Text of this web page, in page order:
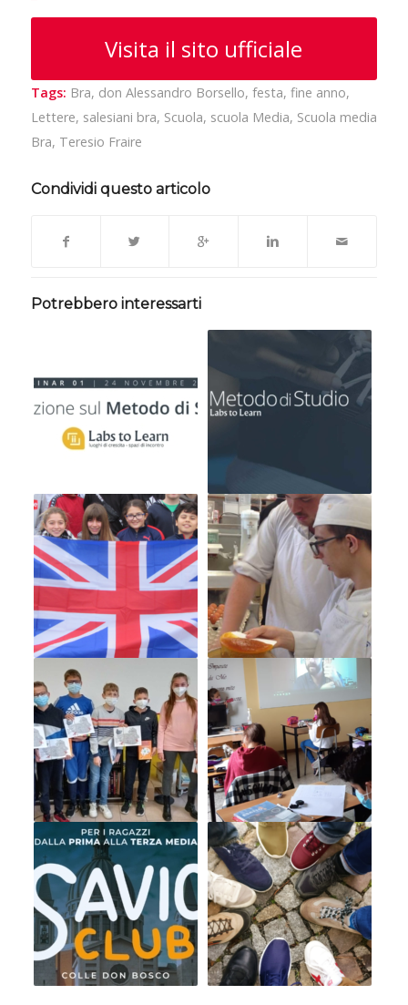
Visita il sito ufficiale
Tags: Bra, don Alessandro Borsello, festa, fine anno,
Lettere, salesiani bra, Scuola, scuola Media, Scuola media
Bra, Teresio Fraire
Condividi questo articolo
Potrebbero interessarti